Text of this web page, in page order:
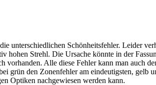
unterschiedlichen Schönheitsfehler. Leider
hohen Strehl. Die Ursache könnte in der
vorhanden. Alle diese Fehler kann man auch
grün den Zonenfehler am eindeutigsten, gelb
Optiken nachgewiesen werden kann.